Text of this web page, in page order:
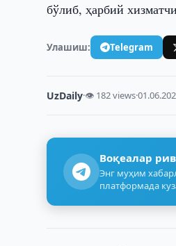
бўлиб, ҳарбий
Улашиш: Telegram
UzDaily·👁 182 views·
Воқеалар
Энг муҳим
платформада